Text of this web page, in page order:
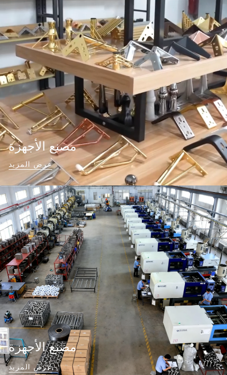
مصنع الأجهزة
عرض المزيد
مصنع الأجهزة
عرض المزيد